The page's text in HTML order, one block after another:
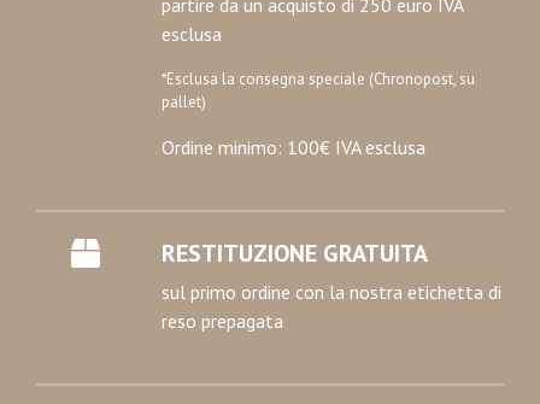
partire da un acquisto di 250 euro IVA
esclusa
*Esclusa la consegna speciale (Chronopost, su
pallet)
Ordine minimo: 100€ IVA esclusa
RESTITUZIONE GRATUITA
sul primo ordine con la nostra etichetta di
reso prepagata